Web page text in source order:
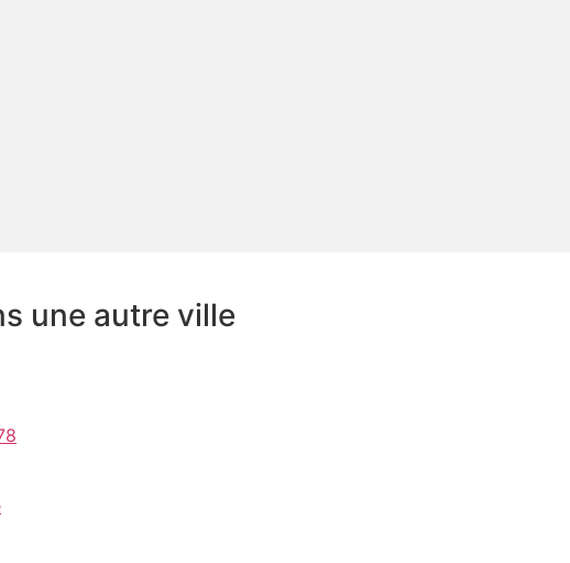
une autre ville